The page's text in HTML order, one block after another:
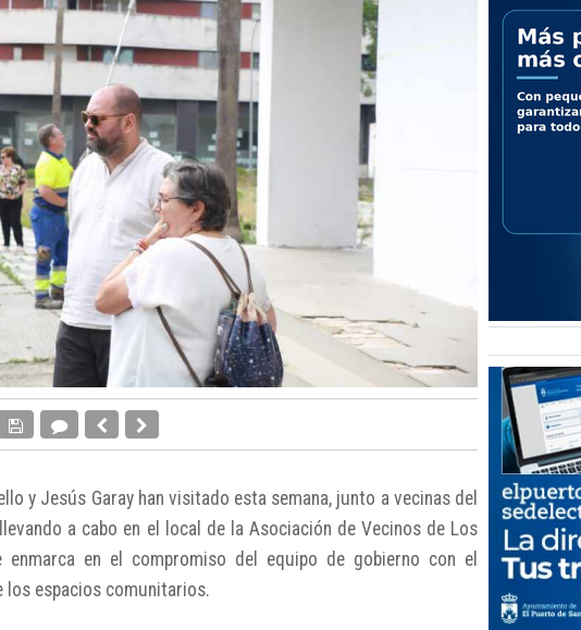
y Jesús Garay han visitado esta semana, junto a vecinas del
a cabo en el local de la Asociación de Vecinos de Los
enmarca en el compromiso del equipo de gobierno con el
los espacios comunitarios.